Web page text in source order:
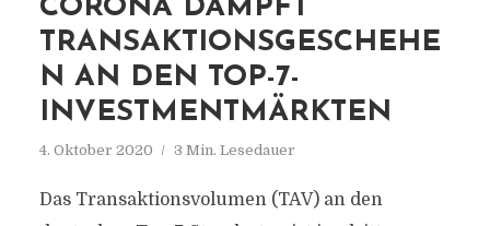
CORONA DÄMPFT
TRANSAKTIONSGESCHEHE
N AN DEN TOP-7-
INVESTMENTMÄRKTEN
4. Oktober 2020 3 Min. Lesedauer
Das Transaktionsvolumen (TAV) an den